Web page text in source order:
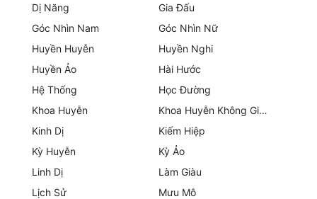
Kiếm Hiệp
Kỳ Huyễn
Làm Giàu
Lịch Sử
Dị Năng
Gia Đấu
Góc Nhìn Nam
Góc Nhìn Nữ
Huyền Huyễn
Huyền Nghi
Huyền Ảo
Hài Hước
Hệ Thống
Học Đường
Khoa Huyễn
Khoa Huyễn Không Gian
Kinh Dị
Kiếm Hiệp
Kỳ Huyễn
Kỳ Ảo
Linh Dị
Làm Giàu
Lịch Sử
Mưu Mô